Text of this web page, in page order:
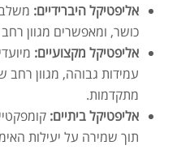
אליפטיקל היברידיים:
כושר, ומאפשרים מגוון
אליפטיקל מקצועיים:
עמידות גבוהה, מגוון רחב
מתקדמות.
אליפטיקל ביתיים:
תוך שמירה על יעילות